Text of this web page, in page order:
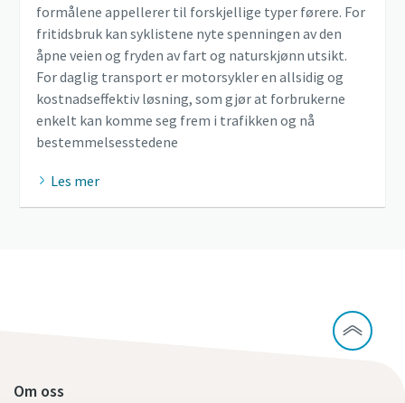
formålene appellerer til forskjellige typer førere. For
fritidsbruk kan syklistene nyte spenningen av den
åpne veien og fryden av fart og naturskjønn utsikt.
For daglig transport er motorsykler en allsidig og
kostnadseffektiv løsning, som gjør at forbrukerne
enkelt kan komme seg frem i trafikken og nå
bestemmelsesstedene
Les mer
Om oss